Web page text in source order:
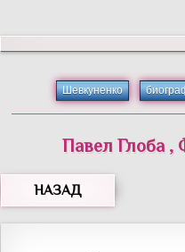
Шевкуненко
Павел Глоба ,
НАЗАД